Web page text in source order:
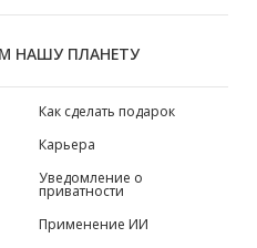
НАШУ ПЛАНЕТУ
Как сделать подарок
Карьера
Уведомление о
приватности
Применение ИИ